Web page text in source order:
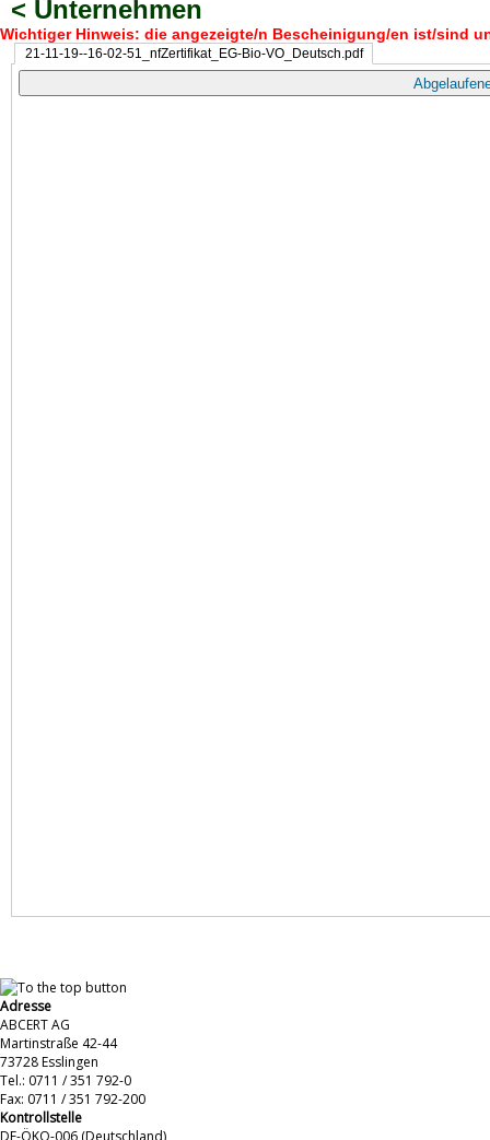
< Unternehmen
Wichtiger Hinweis: die angezeigte/n Bescheinigung/en ist/sind
21-11-19--16-02-51_nfZertifikat_EG-Bio-VO_Deutsch.pdf
Adresse
ABCERT AG
Martinstraße 42-44
73728 Esslingen
Tel.: 0711 / 351 792-0
Fax: 0711 / 351 792-200
Kontrollstelle
DE-ÖKO-006 (Deutschland)